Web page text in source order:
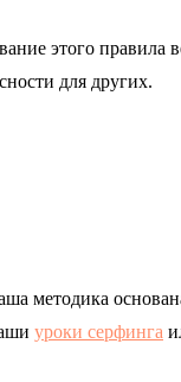
этого правила
для других.
методика
уроки серфинга